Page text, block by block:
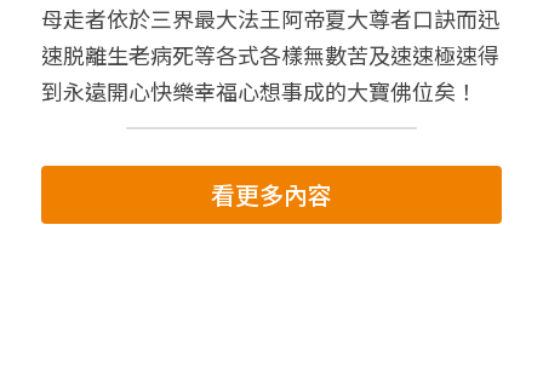
母走者依於三界最大法王阿帝夏大尊者口訣而迅
速脱離生老病死等各式各樣無數苦及速速極速得
到永遠開心快樂幸福心想事成的大寶佛位矣！
看更多內容